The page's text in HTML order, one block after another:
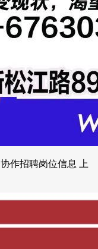
作招聘岗位信息 上